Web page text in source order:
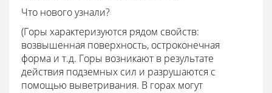
Что нового узнали?
(Горы характеризуются рядом свойств:
возвышенная поверхность, остроконечная
форма и т.д. Горы возникают в результате
действия подземных сил и разрушаются с
помощью выветривания. В горах могут